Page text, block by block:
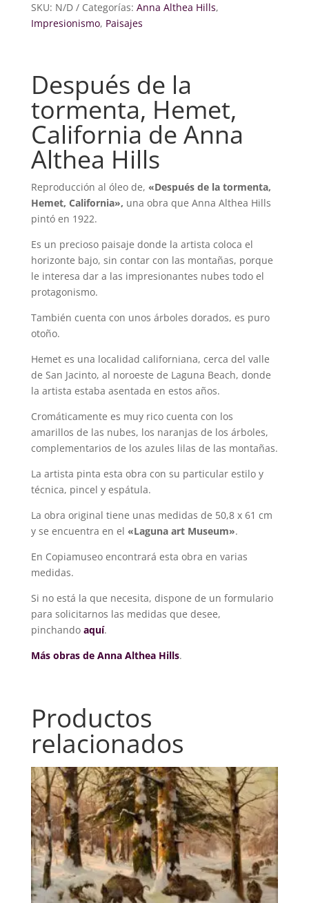
Hemet,
California
SKU: N/D Categorías: Anna Althea Hills,
Impresionismo, Paisajes
Después de la
tormenta, Hemet,
California de Anna
Althea Hills
Reproducción al óleo de, «Después de la tormenta,
Hemet, California», una obra que Anna Althea Hills
pintó en 1922.
Es un precioso paisaje donde la artista coloca el
horizonte bajo, sin contar con las montañas, porque
le interesa dar a las impresionantes nubes todo el
protagonismo.
También cuenta con unos árboles dorados, es puro
otoño.
Hemet es una localidad californiana, cerca del valle
de San Jacinto, al noroeste de Laguna Beach, donde
la artista estaba asentada en estos años.
Cromáticamente es muy rico cuenta con los
amarillos de las nubes, los naranjas de los árboles,
complementarios de los azules lilas de las montañas.
La artista pinta esta obra con su particular estilo y
técnica, pincel y espátula.
La obra original tiene unas medidas de 50,8 x 61 cm
y se encuentra en el «Laguna art Museum».
En Copiamuseo encontrará esta obra en varias
medidas.
Si no está la que necesita, dispone de un formulario
para solicitarnos las medidas que desee,
pinchando aquí.
Más obras de Anna Althea Hills.
Productos
relacionados